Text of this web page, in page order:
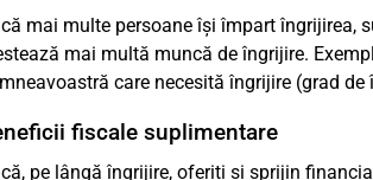
mai multe persoane își împart îngrijirea,
mai multă muncă de îngrijire.
care necesită îngrijire (grad
fiscale suplimentare
pe lângă îngrijire, oferiți și sprijin